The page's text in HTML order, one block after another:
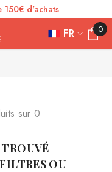
150€ d'achats
FR
FR
0
0
article
sur 0
OU